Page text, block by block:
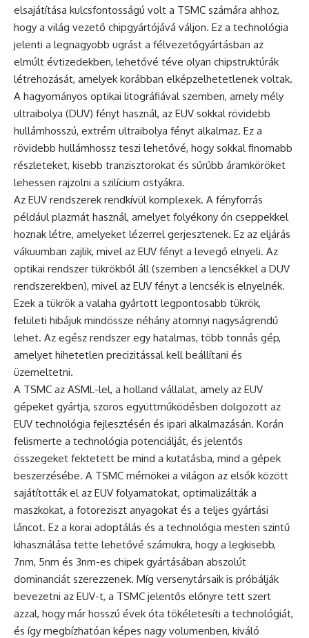
elsajátítása kulcsfontosságú volt a TSMC számára ahhoz,
hogy a világ vezető chipgyártójává váljon. Ez a technológia
jelenti a legnagyobb ugrást a félvezetőgyártásban az
elmúlt évtizedekben, lehetővé téve olyan chipstruktúrák
létrehozását, amelyek korábban elképzelhetetlenek voltak.
A hagyományos optikai litográfiával szemben, amely mély
ultraibolya (DUV) fényt használ, az EUV sokkal rövidebb
hullámhosszú, extrém ultraibolya fényt alkalmaz. Ez a
rövidebb hullámhossz teszi lehetővé, hogy sokkal finomabb
részleteket, kisebb tranzisztorokat és sűrűbb áramköröket
lehessen rajzolni a szilícium ostyákra.
Az EUV rendszerek rendkívül komplexek. A fényforrás
például plazmát használ, amelyet folyékony ón cseppekkel
hoznak létre, amelyeket lézerrel gerjesztenek. Ez az eljárás
vákuumban zajlik, mivel az EUV fényt a levegő elnyeli. Az
optikai rendszer tükrökből áll (szemben a lencsékkel a DUV
rendszerekben), mivel az EUV fényt a lencsék is elnyelnék.
Ezek a tükrök a valaha gyártott legpontosabb tükrök,
felületi hibájuk mindössze néhány atomnyi nagyságrendű
lehet. Az egész rendszer egy hatalmas, több tonnás gép,
amelyet hihetetlen precizitással kell beállítani és
üzemeltetni.
A TSMC az ASML-lel, a holland vállalat, amely az EUV
gépeket gyártja, szoros együttműködésben dolgozott az
EUV technológia fejlesztésén és ipari alkalmazásán. Korán
felismerte a technológia potenciálját, és jelentős
összegeket fektetett be mind a kutatásba, mind a gépek
beszerzésébe. A TSMC mérnökei a világon az elsők között
sajátították el az EUV folyamatokat, optimalizálták a
maszkokat, a fotoreziszt anyagokat és a teljes gyártási
láncot. Ez a korai adoptálás és a technológia mesteri szintű
kihasználása tette lehetővé számukra, hogy a legkisebb,
7nm, 5nm és 3nm-es chipek gyártásában abszolút
dominanciát szerezzenek. Míg versenytársaik is próbálják
bevezetni az EUV-t, a TSMC jelentős előnyre tett szert
azzal, hogy már hosszú évek óta tökéletesíti a technológiát,
és így megbízhatóan képes nagy volumenben, kiváló